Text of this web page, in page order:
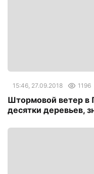
15:46, 27.09.2018 1196
Штормовой ветер в
десятки деревьев,